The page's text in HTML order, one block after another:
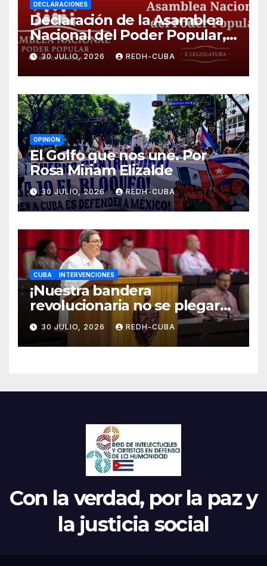
DECLARACIONES
Declaración de la Asamblea
Nacional del Poder Popular,
¡Cesen el cerco energético y
el castigo colectivo al pueblo
cubano!
30 JULIO, 2026 REDH-CUBA
OPINIÓN
El Golfo que nos une. Por
Rosa Miriam Elizalde
30 JULIO, 2026 REDH-CUBA
CUBA INTERVENCIONES
¡Nuestra bandera
revolucionaria no se plegará
jamás! Por Bruno Rodríguez
Parrilla
30 JULIO, 2026 REDH-CUBA
Con la verdad, por la paz y
la justicia social